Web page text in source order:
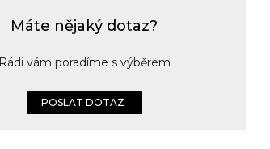
Máte nějaký dotaz?
Rádi vám poradíme s výběrem
POSLAT DOTAZ